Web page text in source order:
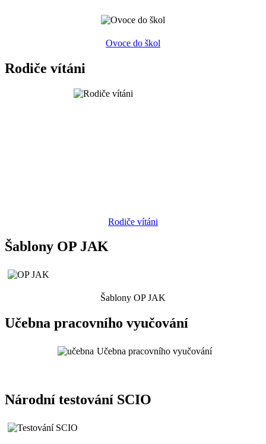
Ovoce do škol
Rodiče vítáni
Rodiče vítáni
Šablony OP JAK
Šablony OP JAK
Učebna pracovního vyučování
Učebna pracovního vyučování
Národní testování SCIO